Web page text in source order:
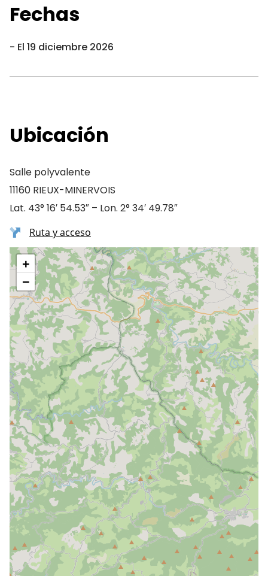
Fechas
El 19 diciembre 2026
Ubicación
Salle polyvalente
11160 RIEUX-MINERVOIS
Lat. 43° 16′ 54.53″ – Lon. 2° 34′ 49.78″
Ruta y acceso
+
−